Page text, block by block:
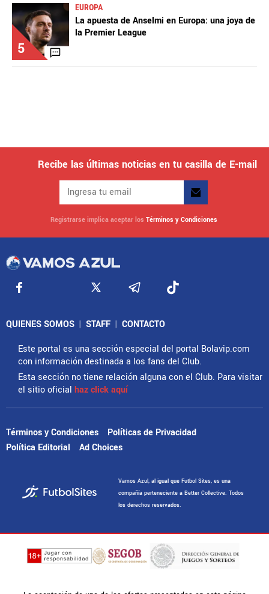
5
EUROPA
La apuesta de Anselmi en Europa: una joya de
la Premier League
Recibe las últimas noticias en tu casilla de E-mail
Registrarse implica aceptar los Términos y Condiciones
QUIENES SOMOS | STAFF | CONTACTO
Este portal es una sección especial del portal Bolavip.com
con información destinada a los fans del Club.
Esta sección no tiene relación alguna con el Club. Para visitar
el sitio oficial haz click aquí
Términos y Condiciones
Políticas de Privacidad
Política Editorial
Ad Choices
Vamos Azul, al igual que Futbol Sites, es una
compañía perteneciente a Better Collective. Todos
los derechos reservados.